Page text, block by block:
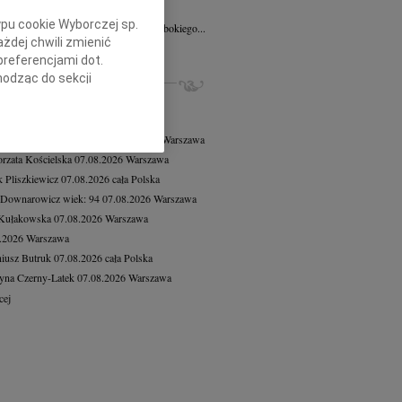
Paplaczykowi wyrazy głębokiego...
NEKROLOGI, KONDOLENCJE
Warszawa
Kościelska07.08.2026Warszawa
Pliszkiewicz07.08.2026cała Polska
wiek: 9407.08.2026Warszawa
07.08.2026Warszawa
Warszawa
Butruk 07.08.2026cała Polska
Czerny-Latek 07.08.2026Warszawa
cookie Wyborczej sp.
chwili zmienić
dot.
do sekcji
przeglądarki.
identyfikacji.
pomiar reklam i